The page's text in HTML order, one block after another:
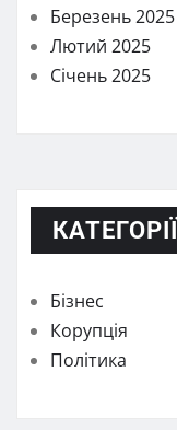
Березень 2025
Лютий 2025
Січень 2025
КАТЕГОРІЇ
Бізнес
Корупція
Політика